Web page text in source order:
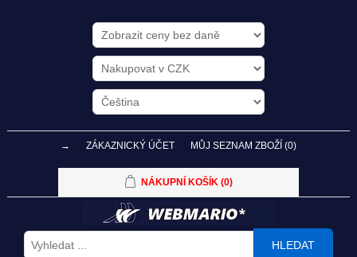
→ ZÁKAZNICKÝ ÚČET MŮJ SEZNAM ZBOŽÍ (0)
NÁKUPNÍ KOŠÍK (0)
HLEDAT